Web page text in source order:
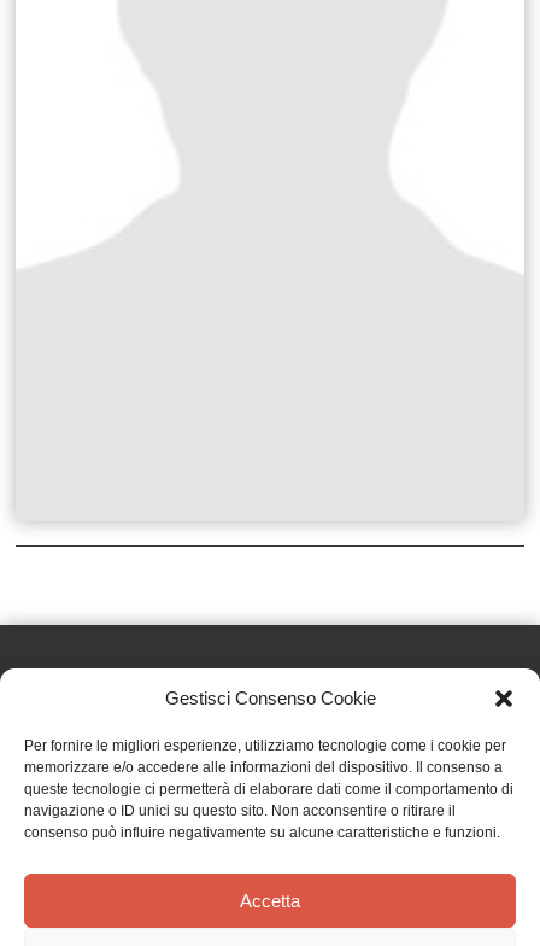
Gestisci Consenso Cookie
Per fornire le migliori esperienze, utilizziamo tecnologie come i cookie per
memorizzare e/o accedere alle informazioni del dispositivo. Il consenso a
queste tecnologie ci permetterà di elaborare dati come il comportamento di
navigazione o ID unici su questo sito. Non acconsentire o ritirare il
consenso può influire negativamente su alcune caratteristiche e funzioni.
Accetta
Effatà Editrice di Pellegrino Paolo SAS
C.F. e P.IVA 09655250018
Via Tre Denti, 1 - 10060 Cantalupa (TO)
Telefono: (+39) 0121 353452 - Fax: (+39) 0121 353839